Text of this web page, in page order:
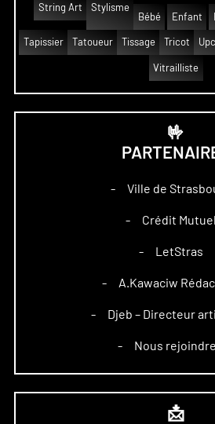
String Art
Stylisme
Bébé
Enfant
Tapissier Tatoueur Tissage Tricot
Vitrailliste
🤟
– Ville de
– Crédit Mutuel
– LetStras
– A.Kawaciw
– Djeb – Directeur
– Nous
📩